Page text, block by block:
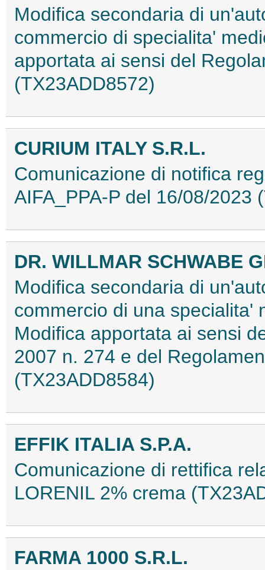
Modifica secondaria di
commercio di specialita'
apportata ai sensi del
(TX23ADD8572)
CURIUM ITALY S.R.L.
Comunicazione di notifica
AIFA_PPA-P del 16/08/2023
DR. WILLMAR SCHWABE
Modifica secondaria di
commercio di una specialita'
Modifica apportata ai sensi
2007 n. 274 e del
(TX23ADD8584)
EFFIK ITALIA S.P.A.
Comunicazione di rettifica
LORENIL 2% crema
FARMA 1000 S.R.L.